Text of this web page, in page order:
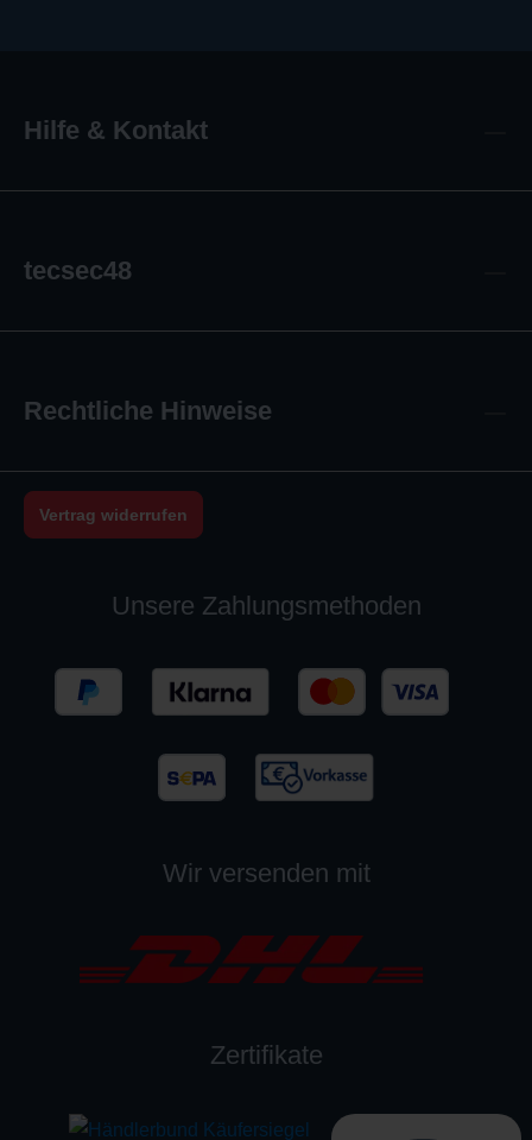
Hilfe & Kontakt
tecsec48
Rechtliche Hinweise
Vertrag widerrufen
Unsere Zahlungsmethoden
Wir versenden mit
Zertifikate